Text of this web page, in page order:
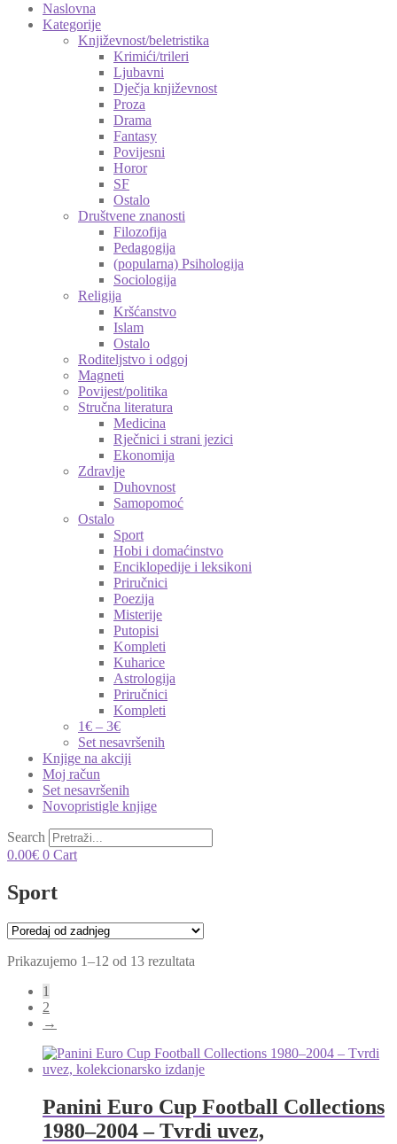
Naslovna
Kategorije
Književnost/beletristika
Krimići/trileri
Ljubavni
Dječja književnost
Proza
Drama
Fantasy
Povijesni
Horor
SF
Ostalo
Društvene znanosti
Filozofija
Pedagogija
(popularna) Psihologija
Sociologija
Religija
Kršćanstvo
Islam
Ostalo
Roditeljstvo i odgoj
Magneti
Povijest/politika
Stručna literatura
Medicina
Rječnici i strani jezici
Ekonomija
Zdravlje
Duhovnost
Samopomoć
Ostalo
Sport
Hobi i domaćinstvo
Enciklopedije i leksikoni
Priručnici
Poezija
Misterije
Putopisi
Kompleti
Kuharice
Astrologija
Priručnici
Kompleti
1€ – 3€
Set nesavršenih
Knjige na akciji
Moj račun
Set nesavršenih
Novopristigle knjige
Search
0.00€ 0 Cart
Sport
Prikazujemo 1–12 od 13 rezultata
1
2
→
Panini Euro Cup Football Collections
1980–2004 – Tvrdi uvez,